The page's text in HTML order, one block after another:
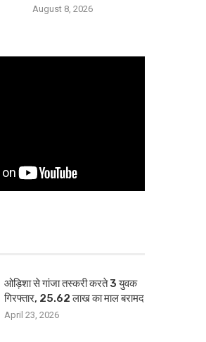
August 8, 2026
ओड़िशा से गांजा तस्करी करते 3 युवक
गिरफ्तार, 25.62 लाख का माल बरामद
April 23, 2026